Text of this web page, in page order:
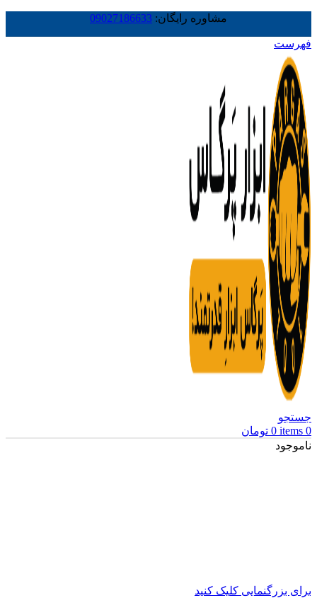
مشاوره رایگان: 09027186633
فهرست
جستجو
0
items
0 تومان
ناموجود
برای بزرگنمایی کلیک کنید